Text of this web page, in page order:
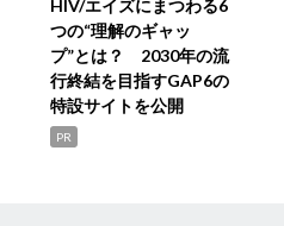
HIV/エイズにまつわる6
つの“理解のギャッ
プ”とは？ 2030年の流
行終結を目指すGAP6の
特設サイトを公開
PR